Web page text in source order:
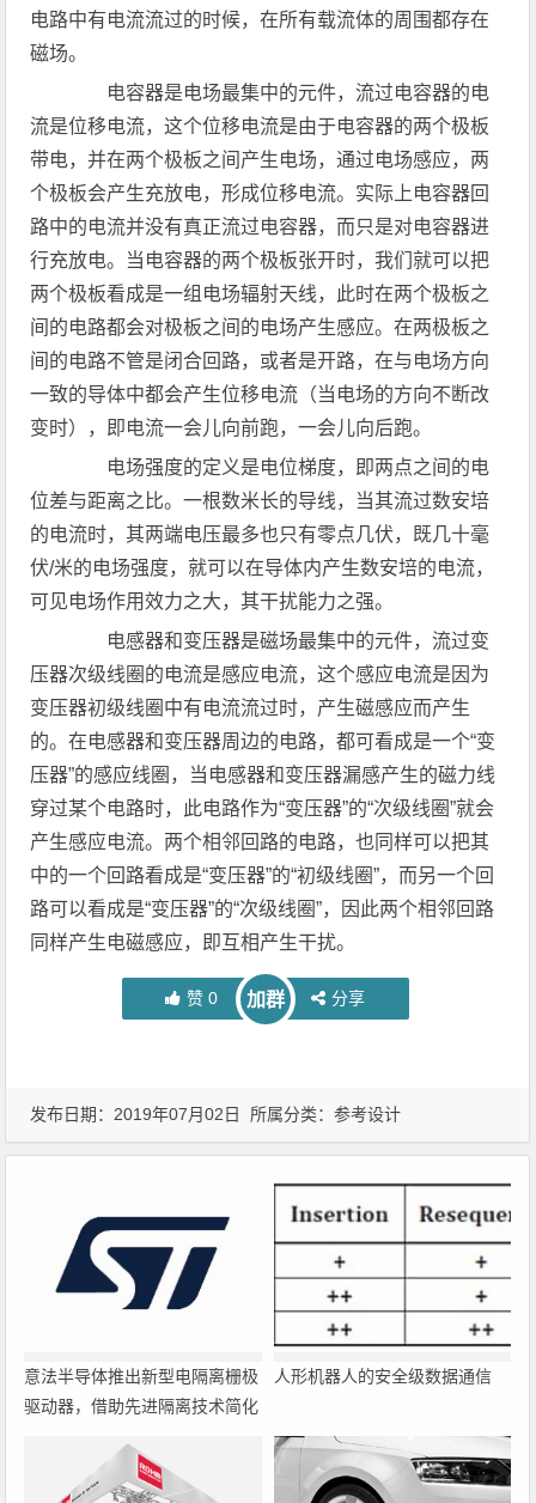
电路中有电流流过的时候，在所有载流体的周围都存在
磁场。
电容器是电场最集中的元件，流过电容器的电
流是位移电流，这个位移电流是由于电容器的两个极板
带电，并在两个极板之间产生电场，通过电场感应，两
个极板会产生充放电，形成位移电流。实际上电容器回
路中的电流并没有真正流过电容器，而只是对电容器进
行充放电。当电容器的两个极板张开时，我们就可以把
两个极板看成是一组电场辐射天线，此时在两个极板之
间的电路都会对极板之间的电场产生感应。在两极板之
间的电路不管是闭合回路，或者是开路，在与电场方向
一致的导体中都会产生位移电流（当电场的方向不断改
变时），即电流一会儿向前跑，一会儿向后跑。
电场强度的定义是电位梯度，即两点之间的电
位差与距离之比。一根数米长的导线，当其流过数安培
的电流时，其两端电压最多也只有零点几伏，既几十毫
伏/米的电场强度，就可以在导体内产生数安培的电流，
可见电场作用效力之大，其干扰能力之强。
电感器和变压器是磁场最集中的元件，流过变
压器次级线圈的电流是感应电流，这个感应电流是因为
变压器初级线圈中有电流流过时，产生磁感应而产生
的。在电感器和变压器周边的电路，都可看成是一个“变
压器”的感应线圈，当电感器和变压器漏感产生的磁力线
穿过某个电路时，此电路作为“变压器”的“次级线圈”就会
产生感应电流。两个相邻回路的电路，也同样可以把其
中的一个回路看成是“变压器”的“初级线圈”，而另一个回
路可以看成是“变压器”的“次级线圈”，因此两个相邻回路
同样产生电磁感应，即互相产生干扰。
赞 0 加群 分享
发布日期：2019年07月02日 所属分类：参考设计
意法半导体推出新型电隔离栅极
驱动器，借助先进隔离技术简化
人形机器人的安全级数据通信